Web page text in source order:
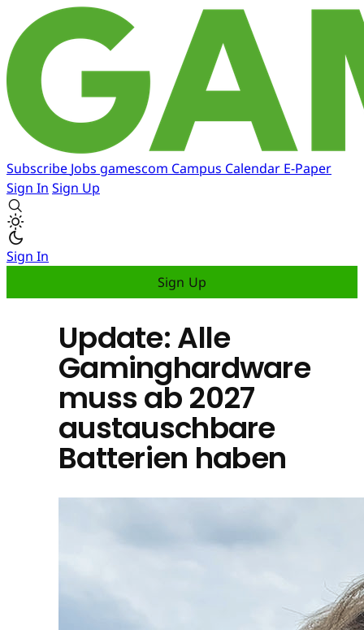
Subscribe Jobs gamescom Campus Calendar E-Paper
Sign In Sign Up
Sign In
Sign Up
Update: Alle
Gaminghardware
muss ab 2027
austauschbare
Batterien haben